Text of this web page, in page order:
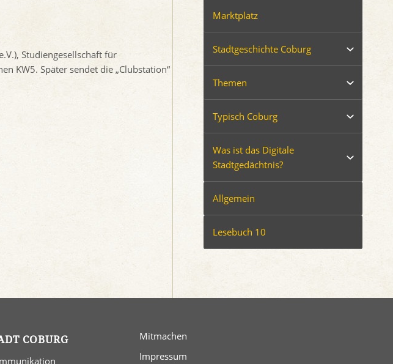
Studiengesellschaft für
KW5. Später sendet die „Clubstation“
Marktplatz
Stadtgeschichte Coburg
Themen
Typisch Coburg
Was ist das Digitale
Stadtgedächtnis?
Allgemein
Lesebuch 10
COBURG
Mitmachen
Impressum